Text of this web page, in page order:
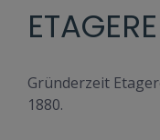
Gründerzeit
1880.